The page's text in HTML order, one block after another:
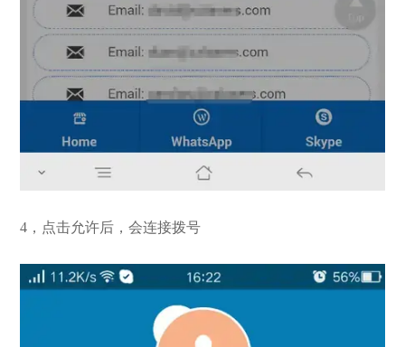
4，点击允许后，会连接拨号